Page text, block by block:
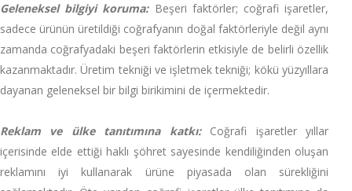
Geleneksel bilgiyi koruma: Beşeri faktörler; coğrafi işaretler,
sadece ürünün üretildiği coğrafyanın doğal faktörleriyle değil aynı
zamanda coğrafyadaki beşeri faktörlerin etkisiyle de belirli özellik
kazanmaktadır. Üretim tekniği ve işletmek tekniği; kökü yüzyıllara
dayanan geleneksel bir bilgi birikimini de içermektedir.
Reklam ve ülke tanıtımına katkı: Coğrafi işaretler yıllar
içerisinde elde ettiği haklı şöhret sayesinde kendiliğinden oluşan
reklamını iyi kullanarak ürüne piyasada olan sürekliğini